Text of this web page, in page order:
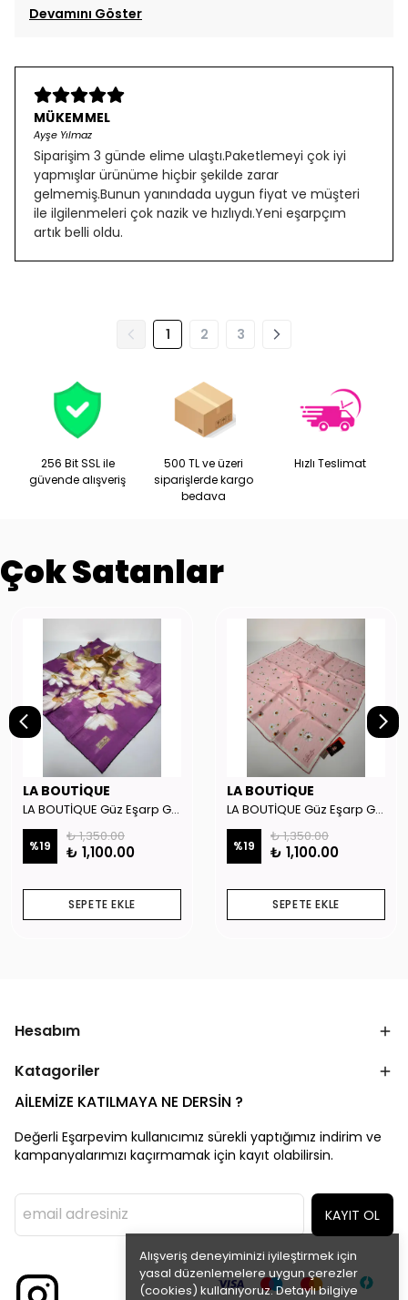
Alışveriş deneyiminizi iyileştirmek için
yasal düzenlemelere uygun çerezler
(cookies) kullanıyoruz. Detaylı bilgiye
Devamını Göster
MÜKEMMEL
Ayşe Yılmaz
Siparişim 3 günde elime ulaştı.Paketlemeyi çok iyi
yapmışlar ürünüme hiçbir şekilde zarar
gelmemiş.Bunun yanındada uygun fiyat ve müşteri
ile ilgilenmeleri çok nazik ve hızlıydı.Yeni eşarpçım
artık belli oldu.
1 2 3
256 Bit SSL ile
güvende alışveriş
500 TL ve üzeri
siparişlerde kargo
bedava
Hızlı Teslimat
Çok Satanlar
LA BOUTİQUE
LA BOUTİQUE Güz Eşarp GYSE262908
%19
₺ 1,350.00
₺ 1,100.00
SEPETE EKLE
LA BOUTİQUE
LA BOUTİQUE Güz Eşarp GYSE130804
%19
₺ 1,350.00
₺ 1,100.00
SEPETE EKLE
Hesabım
Katagoriler
AİLEMİZE KATILMAYA NE DERSİN ?
Değerli Eşarpevim kullanıcımız sürekli yaptığımız indirim ve
kampanyalarımızı kaçırmamak için kayıt olabilirsin.
KAYIT OL